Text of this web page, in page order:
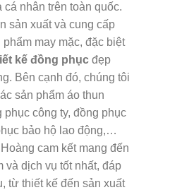
cá nhân trên toàn quốc.
sản xuất và cung cấp
may mặc, đặc biệt
kế đồng phục đẹp
Bên cạnh đó, chúng tôi
sản phẩm áo thun
phục công ty, đồng phục
bảo hộ lao động,…
cam kết mang đến
và dịch vụ tốt nhất, đáp
từ thiết kế đến sản xuất